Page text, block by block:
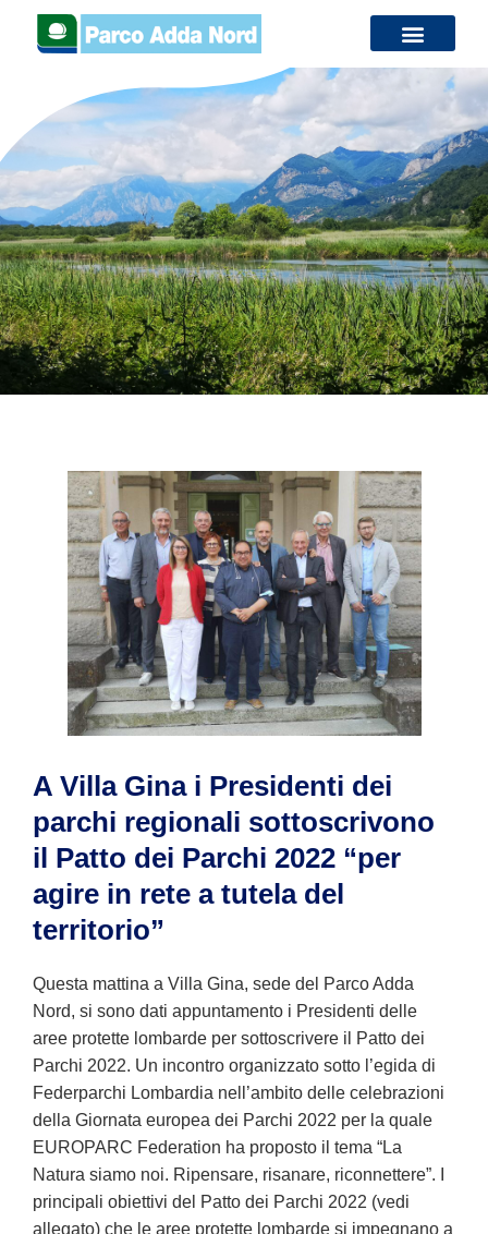
A Villa Gina i Presidenti dei
parchi regionali sottoscrivono
il Patto dei Parchi 2022 “per
agire in rete a tutela del
territorio”
Questa mattina a Villa Gina, sede del Parco Adda
Nord, si sono dati appuntamento i Presidenti delle
aree protette lombarde per sottoscrivere il Patto dei
Parchi 2022. Un incontro organizzato sotto l’egida di
Federparchi Lombardia nell’ambito delle celebrazioni
della Giornata europea dei Parchi 2022 per la quale
EUROPARC Federation ha proposto il tema “La
Natura siamo noi. Ripensare, risanare, riconnettere”. I
principali obiettivi del Patto dei Parchi 2022 (vedi
allegato) che le aree protette lombarde si impegnano a